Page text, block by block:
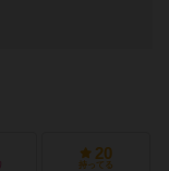
20
持ってる